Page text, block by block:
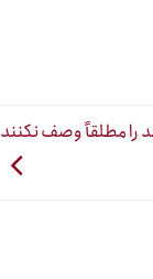
را مطلقاً وصف نکنند